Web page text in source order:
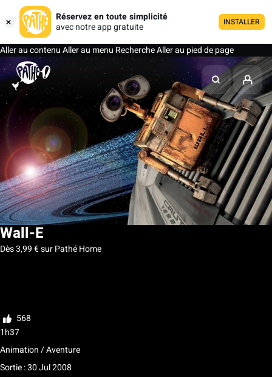
Réservez en toute simplicité
avec notre app gratuite
INSTALLER
Aller au contenuAller au menu RechercheAller au pied de page
Wall-E
Dès 3,99 € sur Pathé Home
568
1h37
Animation / Aventure
Sortie : 30 Jul 2008